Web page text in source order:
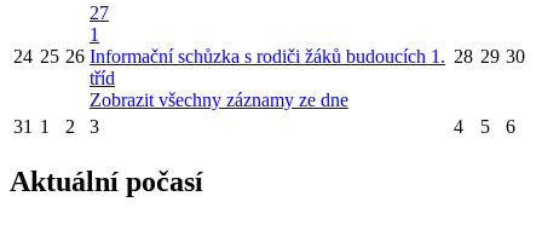
24 25 26
27
1
Informační schůzka s rodiči žáků budoucích 1.
tříd
Zobrazit všechny záznamy ze dne
28 29 30
31 1 2 3 4 5 6
Aktuální počasí